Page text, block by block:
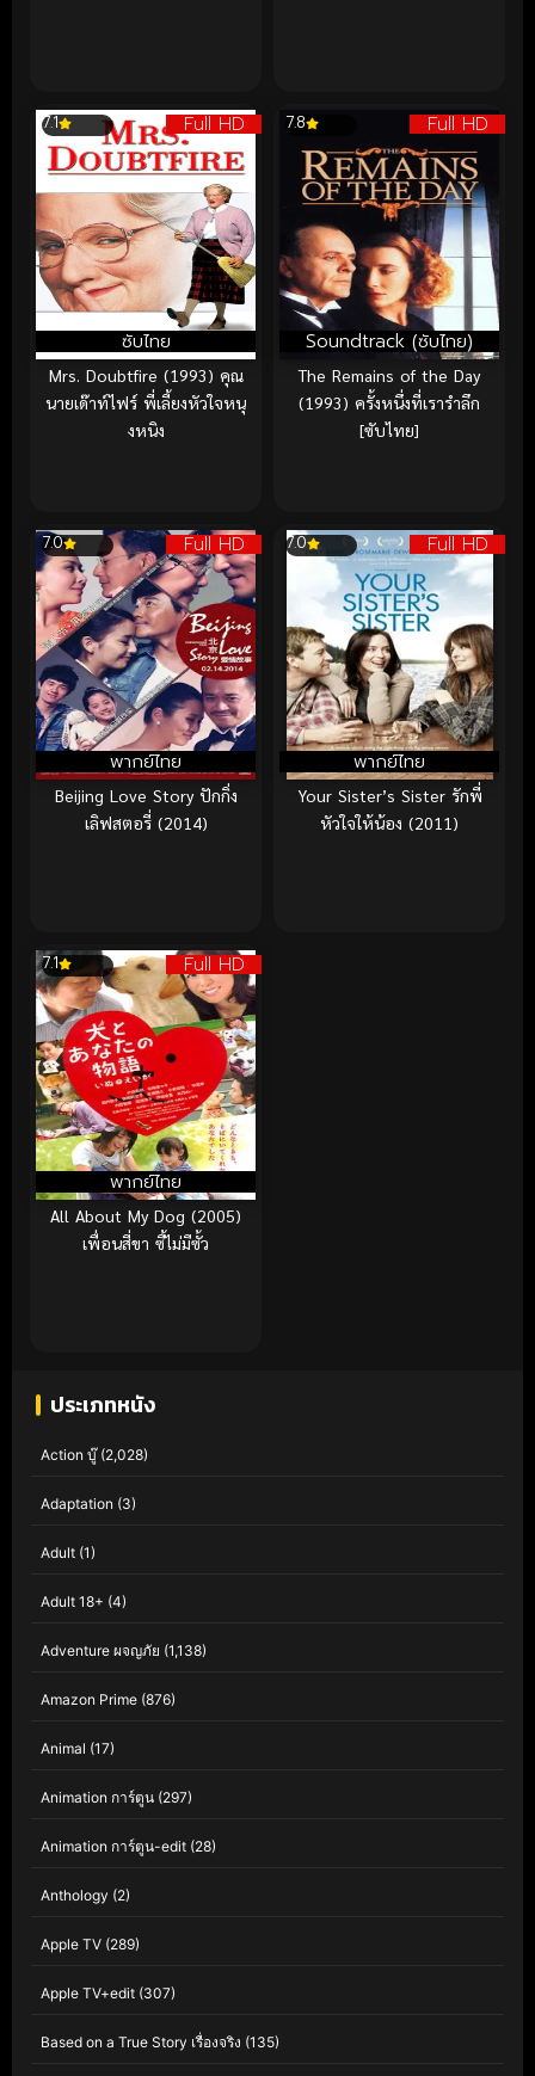
Full HD
ซับไทย
7.1
Mrs. Doubtfire (1993) คุณ
นายเด๊าท์ไฟร์ พี่เลี้ยงหัวใจหนุ
งหนิง
Full HD
Soundtrack (ซับไทย)
7.8
The Remains of the Day
(1993) ครั้งหนึ่งที่เรารำลึก
[ซับไทย]
Full HD
พากย์ไทย
7.0
Beijing Love Story ปักกิ่ง
เลิฟสตอรี่ (2014)
Full HD
พากย์ไทย
7.0
Your Sister’s Sister รักพี่
หัวใจให้น้อง (2011)
Full HD
พากย์ไทย
7.1
All About My Dog (2005)
เพื่อนสี่ขา ซี้ไม่มีซั้ว
ประเภทหนัง
Action บู๊(2,028)
Adaptation (3)
Adult (1)
Adult 18+ (4)
Adventure ผจญภัย (1,138)
Amazon Prime (876)
Animal (17)
Animation การ์ตูน (297)
Animation การ์ตูน-edit (28)
Anthology (2)
Apple TV (289)
Apple TV+edit (307)
Based on a True Story เรื่องจริง (135)